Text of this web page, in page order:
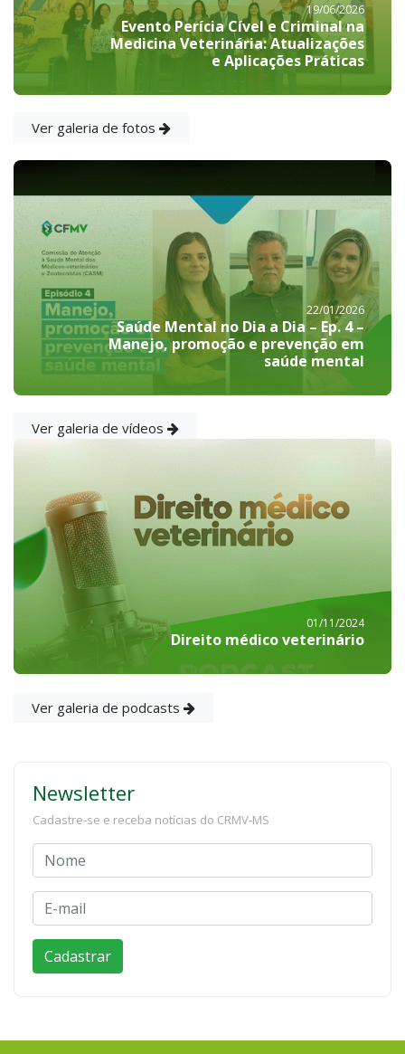
19/06/2026
Evento Perícia Cível e Criminal na
Medicina Veterinária: Atualizações
e Aplicações Práticas
Ver galeria de fotos
22/01/2026
Saúde Mental no Dia a Dia – Ep. 4 –
Manejo, promoção e prevenção em
saúde mental
Ver galeria de vídeos
01/11/2024
Direito médico veterinário
Ver galeria de podcasts
Newsletter
Cadastre-se e receba notícias do CRMV-MS